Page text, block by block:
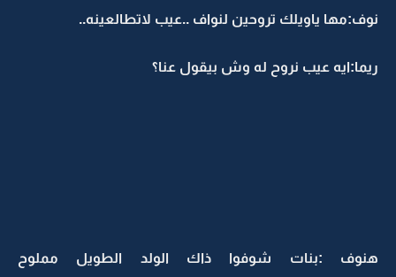
نوف:مها ياويلك تروحين لنواف ..عيب لاتطالعينه..
ريما:ايه عيب نروح له وش بيقول عنا؟
هنوف :بنات شوفوا ذاك الولد الطويل مملوح